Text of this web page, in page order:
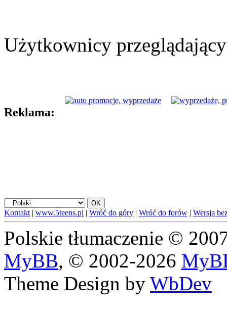
Użytkownicy
Reklama:
Kontakt | www.5teens.pl | Wróć do góry | Wróć do forów | Wersja
Polskie tłumaczenie ©
MyBB, © 2002-2026
Theme Design by WbDev